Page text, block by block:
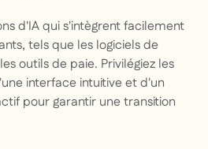
d'IA qui s'intègrent facilement
tels que les logiciels de
outils de paie. Privilégiez les
interface intuitive et d'un
pour garantir une transition